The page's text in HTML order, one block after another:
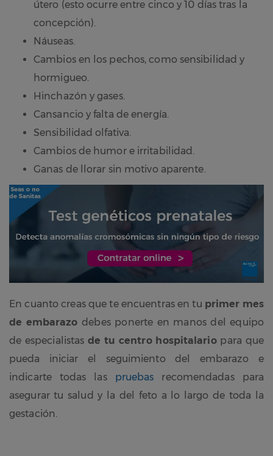
útero (esto ocurre entre cinco y 10 días tras la
concepción).
Náuseas.
Cambios en los pechos, como sensibilidad y
hormigueo.
Hinchazón y gases.
Cansancio y falta de energía.
Sensibilidad olfativa.
Cambios de humor e irritabilidad.
Ganas de llorar sin motivo aparente.
En cuanto creas que te encuentras en tu primer mes
de embarazodebes ponerte en manos del equipo
de especialistas de tu centro hospitalariopara que
pueda iniciar el seguimiento del embarazo e
indicarte todas las pruebas recomendadas para
asegurar tu salud y la del feto a lo largo de toda la
gestación.